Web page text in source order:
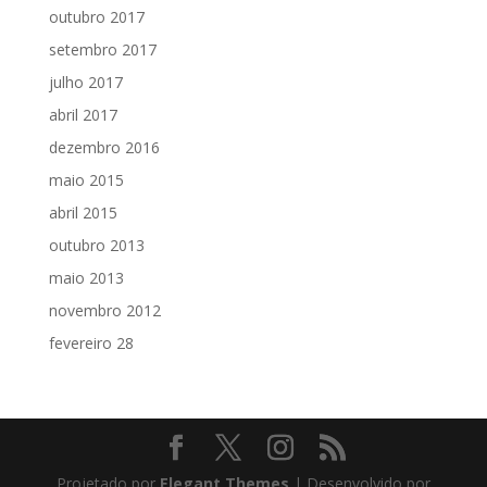
outubro 2017
setembro 2017
julho 2017
abril 2017
dezembro 2016
maio 2015
abril 2015
outubro 2013
maio 2013
novembro 2012
fevereiro 28